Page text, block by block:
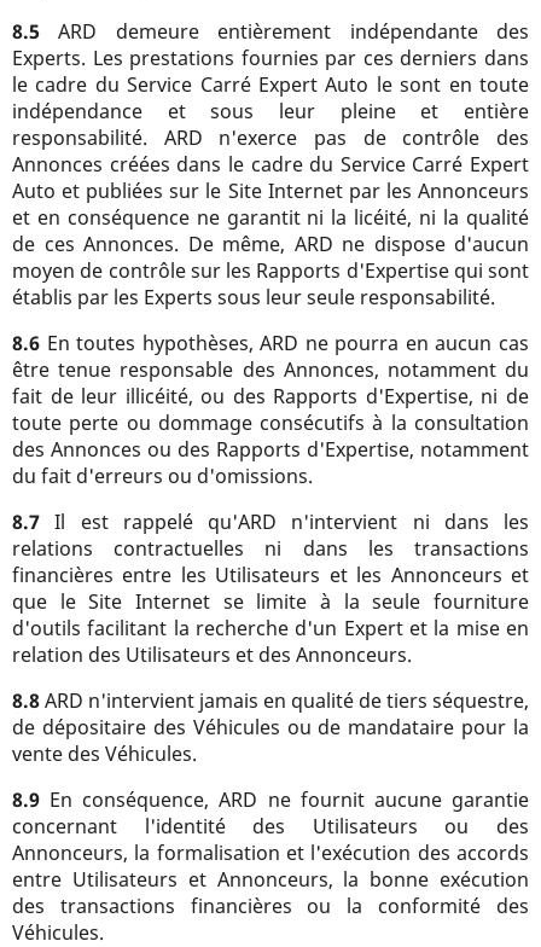
8.5 ARD demeure entièrement indépendante des
Experts. Les prestations fournies par ces derniers dans
le cadre du Service Carré Expert Auto le sont en toute
indépendance et sous leur pleine et entière
responsabilité. ARD n'exerce pas de contrôle des
Annonces créées dans le cadre du Service Carré Expert
Auto et publiées sur le Site Internet par les Annonceurs
et en conséquence ne garantit ni la licéité, ni la qualité
de ces Annonces. De même, ARD ne dispose d'aucun
moyen de contrôle sur les Rapports d'Expertise qui sont
établis par les Experts sous leur seule responsabilité.
8.6 En toutes hypothèses, ARD ne pourra en aucun cas
être tenue responsable des Annonces, notamment du
fait de leur illicéité, ou des Rapports d'Expertise, ni de
toute perte ou dommage consécutifs à la consultation
des Annonces ou des Rapports d'Expertise, notamment
du fait d'erreurs ou d'omissions.
8.7 Il est rappelé qu'ARD n'intervient ni dans les
relations contractuelles ni dans les transactions
financières entre les Utilisateurs et les Annonceurs et
que le Site Internet se limite à la seule fourniture
d'outils facilitant la recherche d'un Expert et la mise en
relation des Utilisateurs et des Annonceurs.
8.8ARD n'intervient jamais en qualité de tiers séquestre,
de dépositaire des Véhicules ou de mandataire pour la
vente des Véhicules.
8.9 En conséquence, ARD ne fournit aucune garantie
concernant l'identité des Utilisateurs ou des
Annonceurs, la formalisation et l'exécution des accords
entre Utilisateurs et Annonceurs, la bonne exécution
des transactions financières ou la conformité des
Véhicules.